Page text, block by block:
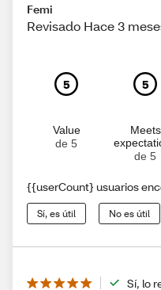
Femi
Revisado Hace 3
5
Value
de 5
5
Meets
de 5
{{userCount} usuarios
Sí, es útil No es útil
Sí, lo